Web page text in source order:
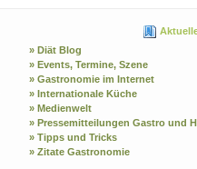
» Diät Blog
» Events, Termine, Szene
» Gastronomie im Internet
» Internationale Küche
» Medienwelt
» Pressemitteilungen Gastro und
» Tipps und Tricks
» Zitate Gastronomie